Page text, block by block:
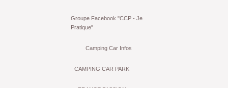
Groupe Facebook "CCP - Je
Pratique"
Camping Car Infos
CAMPING CAR PARK